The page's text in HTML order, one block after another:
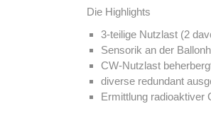
Die Highlights
3-teilige Nutzlast (2
Sensorik an der
CW-Nutzlast
diverse redundant
Ermittlung radioaktiver